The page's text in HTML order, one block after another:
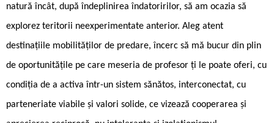
natură încât, după îndeplinirea îndatoririlor, să am ocazia să
explorez teritorii neexperimentate anterior. Aleg atent
destinațiile mobilităților de predare, încerc să mă bucur din plin
de oportunitățile pe care meseria de profesor ți le poate oferi, cu
condiția de a activa într-un sistem sănătos, interconectat, cu
parteneriate viabile și valori solide, ce vizează cooperarea și